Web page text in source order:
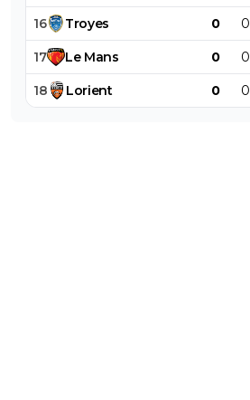
16 Troyes 0 0
17 Le Mans 0 0
18 Lorient 0 0